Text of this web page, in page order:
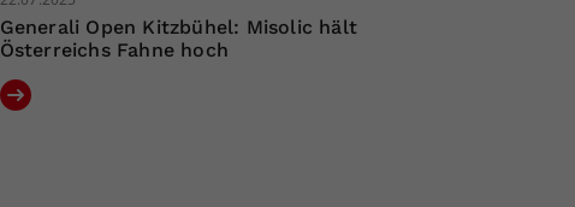
Generali Open Kitzbühel: Misolic hält
Österreichs Fahne hoch